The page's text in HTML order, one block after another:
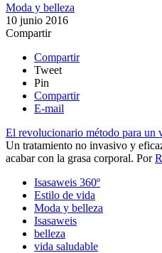
Moda y belleza
10 junio 2016
Compartir
Compartir
Tweet
Pin
Compartir
E-mail
El revolucionario método para un
Un tratamiento no invasivo y
acabar con la grasa corporal​. Por
Isasaweis 360º
Estilo de vida
Moda y belleza
Isasaweis
belleza
vida saludable